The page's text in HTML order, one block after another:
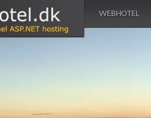
WEBHOTEL